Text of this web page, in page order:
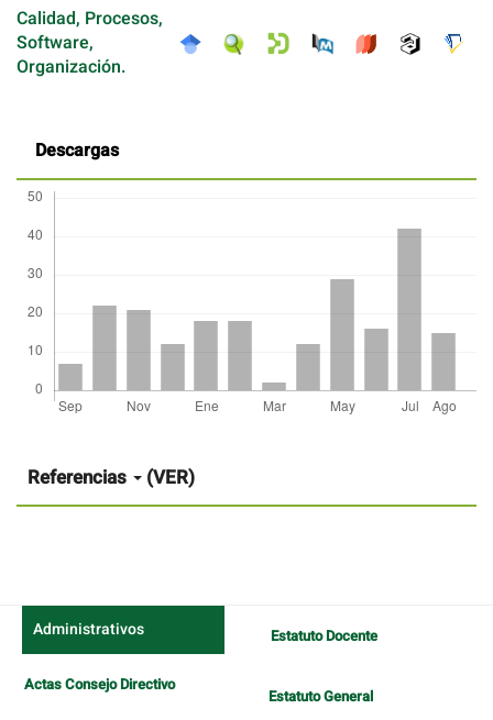
Calidad, Procesos,
Software,
Organización.
Descargas
artículo
Referencias (VER)
Administrativos
Actas Consejo Directivo
Estatuto Docente
Estatuto General